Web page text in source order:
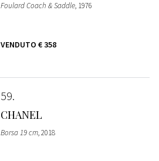
Foulard Coach & Saddle, 1976
VENDUTO € 358
59
CHANEL
Borsa 19 cm, 2018